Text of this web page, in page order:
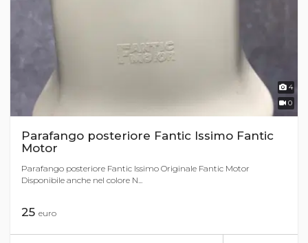
4
0
Parafango posteriore Fantic Issimo Fantic
Motor
Parafango posteriore Fantic Issimo Originale Fantic Motor
Disponibile anche nel colore N...
25 euro